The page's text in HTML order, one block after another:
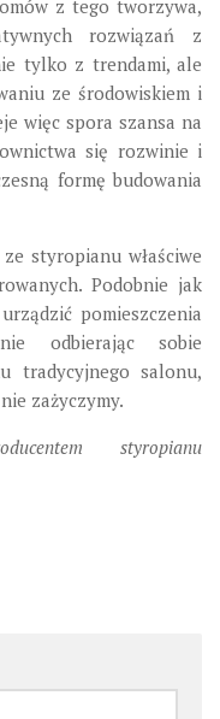
z tego tworzywa,
rozwiązań z
tylko z trendami, ale
ze środowiskiem i
więc spora szansa na
się rozwinie i
formę budowania
styropianu właściwe
Podobnie jak
pomieszczenia
odbierając sobie
tradycyjnego salonu,
zażyczymy.
styropianu